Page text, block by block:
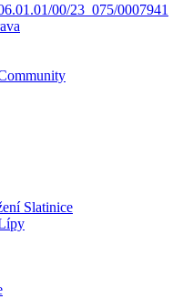
00/23_075/0007941
Slatinice